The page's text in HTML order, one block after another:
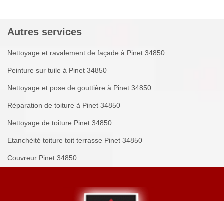
Autres services
Nettoyage et ravalement de façade à Pinet 34850
Peinture sur tuile à Pinet 34850
Nettoyage et pose de gouttière à Pinet 34850
Réparation de toiture à Pinet 34850
Nettoyage de toiture Pinet 34850
Etanchéité toiture toit terrasse Pinet 34850
Couvreur Pinet 34850